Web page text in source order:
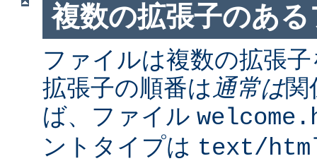
複数の拡張子のあ
ファイルは複数の拡張
拡張子の順番は 通常は関
ば、ファイル
ントタイプは text/